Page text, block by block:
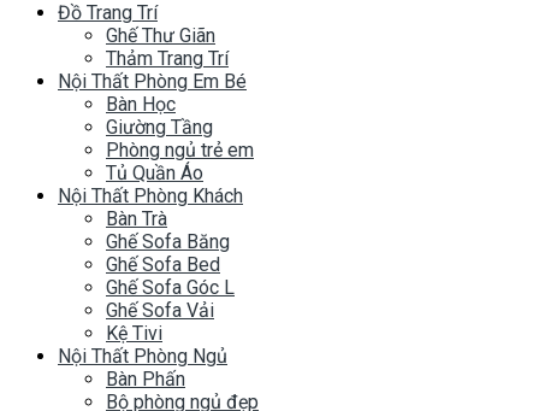
Đồ Trang Trí
Ghế Thư Giãn
Thảm Trang Trí
Nội Thất Phòng Em Bé
Bàn Học
Giường Tầng
Phòng ngủ trẻ em
Tủ Quần Áo
Nội Thất Phòng Khách
Bàn Trà
Ghế Sofa Băng
Ghế Sofa Bed
Ghế Sofa Góc L
Ghế Sofa Vải
Kệ Tivi
Nội Thất Phòng Ngủ
Bàn Phấn
Bộ phòng ngủ đẹp